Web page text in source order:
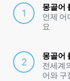
몽골어
언제 어
요
몽골어
전세계
어와 구